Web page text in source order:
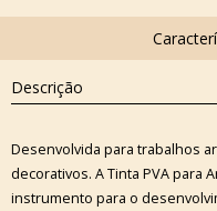
Descrição
Desenvolvida para trabalhos
decorativos. A Tinta PVA para
instrumento para o